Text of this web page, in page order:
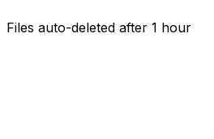
Files auto-deleted after 1 hour